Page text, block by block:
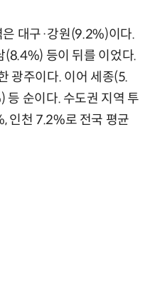
대구·강원(9.2%)이다.
등이 뒤를 이었다.
광주이다. 이어 세종(5.
순이다. 수도권 지역 투
인천 7.2%로 전국 평균